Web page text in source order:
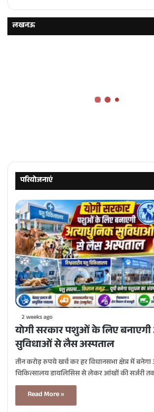
लखनऊ
परियोजनाएं
2 weeks ago
योगी सरकार पशुओं के लिए
सुविधाओं से लैस अस्पताल
तीन करोड़ रुपये खर्च कर हर विधानसभा क्षेत्र में
चिकित्सालय डायलिसिस से लेकर आंखों की सर्जरी
Read More »